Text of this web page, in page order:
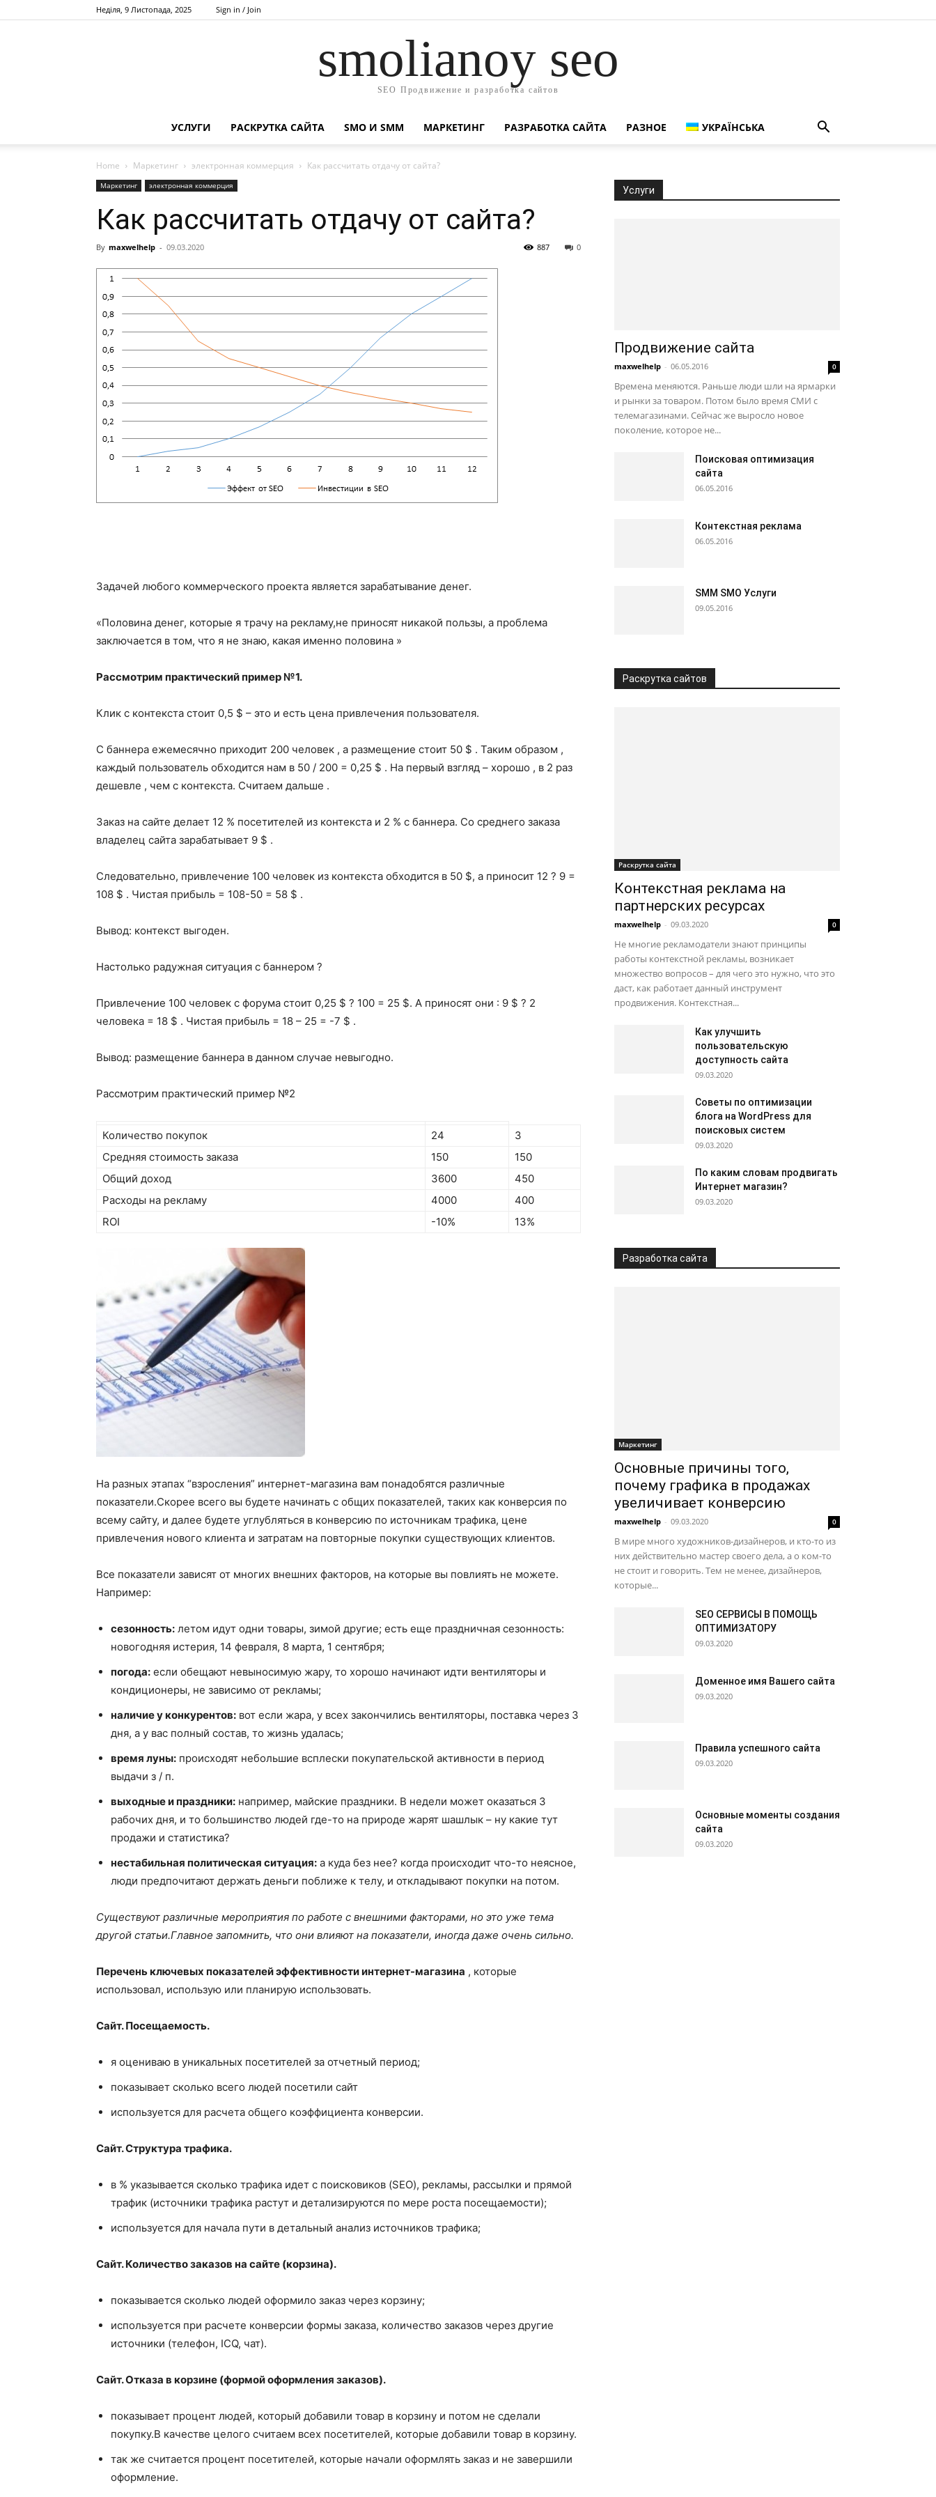
Неділя, 9 Листопада, 2025 Sign in / Join
smolianoy seo
SEO Продвижение и разработка сайтов
УСЛУГИ РАСКРУТКА САЙТА SMO И SMM МАРКЕТИНГ РАЗРАБОТКА САЙТА РАЗНОЕ УКРАЇНСЬКА
Home Маркетинг электронная коммерция Как рассчитать отдачу от сайта?
Маркетинг электронная коммерция
Как рассчитать отдачу от сайта?
By maxwelhelp - 09.03.2020 0
887
Задачей любого коммерческого проекта является зарабатывание денег.
«Половина денег, которые я трачу на рекламу,не приносят никакой пользы, а проблема
заключается в том, что я не знаю, какая именно половина »
Рассмотрим практический пример №1.
Клик с контекста стоит 0,5 $ – это и есть цена привлечения пользователя.
С баннера ежемесячно приходит 200 человек , а размещение стоит 50 $ . Таким образом ,
каждый пользователь обходится нам в 50 / 200 = 0,25 $ . На первый взгляд – хорошо , в 2 раз
дешевле , чем с контекста. Считаем дальше .
Заказ на сайте делает 12 % посетителей из контекста и 2 % с баннера. Со среднего заказа
владелец сайта зарабатывает 9 $ .
Следовательно, привлечение 100 человек из контекста обходится в 50 $, а приносит 12 ? 9 =
108 $ . Чистая прибыль = 108-50 = 58 $ .
Вывод: контекст выгоден.
Настолько радужная ситуация с баннером ?
Привлечение 100 человек с форума стоит 0,25 $ ? 100 = 25 $. А приносят они : 9 $ ? 2
человека = 18 $ . Чистая прибыль = 18 – 25 = -7 $ .
Вывод: размещение баннера в данном случае невыгодно.
Рассмотрим практический пример №2
Количество покупок 24
3
Средняя стоимость заказа
150
150
Общий доход
3600
450
Расходы на рекламу
4000
400
ROI
-10% 13%
На разных этапах “взросления” интернет-магазина вам понадобятся различные
показатели.Скорее всего вы будете начинать с общих показателей, таких как конверсия по
всему сайту, и далее будете углубляться в конверсию по источникам трафика, цене
привлечения нового клиента и затратам на повторные покупки существующих клиентов.
Все показатели зависят от многих внешних факторов, на которые вы повлиять не можете.
Например:
сезонность: летом идут одни товары, зимой другие; есть еще праздничная сезонность:
новогодняя истерия, 14 февраля, 8 марта, 1 сентября;
погода: если обещают невыносимую жару, то хорошо начинают идти вентиляторы и
кондиционеры, не зависимо от рекламы;
наличие у конкурентов: вот если жара, у всех закончились вентиляторы, поставка через 3
дня, а у вас полный состав, то жизнь удалась;
время луны: происходят небольшие всплески покупательской активности в период
выдачи з / п.
выходные и праздники: например, майские праздники. В недели может оказаться 3
рабочих дня, и то большинство людей где-то на природе жарят шашлык – ну какие тут
продажи и статистика?
нестабильная политическая ситуация: а куда без нее? когда происходит что-то неясное,
люди предпочитают держать деньги поближе к телу, и откладывают покупки на потом.
Существуют различные мероприятия по работе с внешними факторами, но это уже тема
другой статьи.Главное запомнить, что они влияют на показатели, иногда даже очень сильно.
Перечень ключевых показателей эффективности интернет-магазина , которые
использовал, использую или планирую использовать.
Сайт. Посещаемость.
я оцениваю в уникальных посетителей за отчетный период;
показывает сколько всего людей посетили сайт
используется для расчета общего коэффициента конверсии.
Сайт. Структура трафика.
в % указывается сколько трафика идет с поисковиков (SEO), рекламы, рассылки и прямой
трафик (источники трафика растут и детализируются по мере роста посещаемости);
используется для начала пути в детальный анализ источников трафика;
Сайт. Количество заказов на сайте (корзина).
показывается сколько людей оформило заказ через корзину;
используется при расчете конверсии формы заказа, количество заказов через другие
источники (телефон, ICQ, чат).
Сайт. Отказа в корзине (формой оформления заказов).
показывает процент людей, который добавили товар в корзину и потом не сделали
покупку.В качестве целого считаем всех посетителей, которые добавили товар в корзину.
так же считается процент посетителей, которые начали оформлять заказ и не завершили
оформление.
Услуги
Продвижение сайта
maxwelhelp - 06.05.2016 0
Времена меняются. Раньше люди шли на ярмарки
и рынки за товаром. Потом было время СМИ с
телемагазинами. Сейчас же выросло новое
поколение, которое не...
Поисковая оптимизация
сайта
06.05.2016
Контекстная реклама
06.05.2016
SMM SMO Услуги
09.05.2016
Раскрутка сайтов
Раскрутка сайта
Контекстная реклама на
партнерских ресурсах
maxwelhelp - 09.03.2020 0
Не многие рекламодатели знают принципы
работы контекстной рекламы, возникает
множество вопросов – для чего это нужно, что это
даст, как работает данный инструмент
продвижения. Контекстная...
Как улучшить
пользовательскую
доступность сайта
09.03.2020
Советы по оптимизации
блога на WordPress для
поисковых систем
09.03.2020
По каким словам продвигать
Интернет магазин?
09.03.2020
Разработка сайта
Маркетинг
Основные причины того,
почему графика в продажах
увеличивает конверсию
maxwelhelp - 09.03.2020 0
В мире много художников-дизайнеров, и кто-то из
них действительно мастер своего дела, а о ком-то
не стоит и говорить. Тем не менее, дизайнеров,
которые...
SEO СЕРВИСЫ В ПОМОЩЬ
ОПТИМИЗАТОРУ
09.03.2020
Доменное имя Вашего сайта
09.03.2020
Правила успешного сайта
09.03.2020
Основные моменты создания
сайта
09.03.2020